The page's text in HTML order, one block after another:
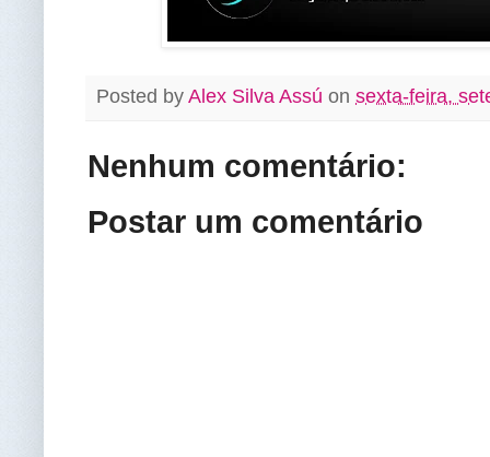
Posted by Alex Silva Assú on sexta-feira,
Nenhum comentário:
Postar um comentário